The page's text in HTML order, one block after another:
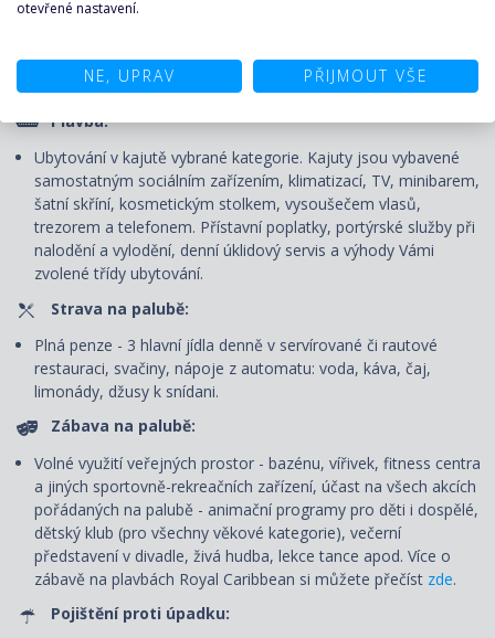
CENA ZAHRNUJE
Plavba:
Ubytování v kajutě vybrané kategorie. Kajuty jsou vybavené
samostatným sociálním zařízením, klimatizací, TV, minibarem,
šatní skříní, kosmetickým stolkem, vysoušečem vlasů,
trezorem a telefonem. Přístavní poplatky, portýrské služby při
nalodění a vylodění, denní úklidový servis a výhody Vámi
zvolené třídy ubytování.
Strava na palubě:
Plná penze - 3 hlavní jídla denně v servírované či rautové
restauraci, svačiny, nápoje z automatu: voda, káva, čaj,
limonády, džusy k snídani.
Zábava na palubě:
Volné využití veřejných prostor - bazénu, vířivek, fitness centra
a jiných sportovně-rekreačních zařízení, účast na všech akcích
pořádaných na palubě - animační programy pro děti i dospělé,
dětský klub (pro všechny věkové kategorie), večerní
představení v divadle, živá hudba, lekce tance apod. Více o
zábavě na plavbách Royal Caribbean si můžete přečíst zde.
Pojištění proti úpadku:
otevřené nastavení.
NE, UPRAV PŘIJMOUT VŠE